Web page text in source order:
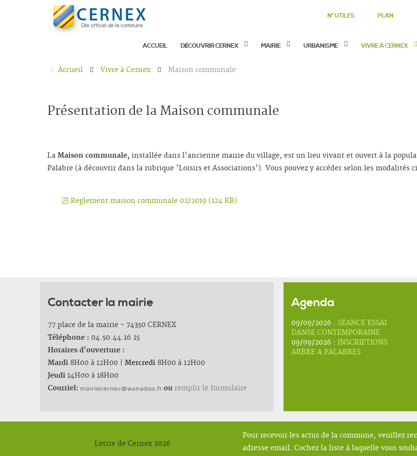
N° UTILES PLAN
ACCUEIL DÉCOUVRIR CERNEX MAIRIE URBANISME VIVRE À CERNEX
Accueil Vivre à Cernex Maison communale
Présentation de la Maison communale
La Maison communale, installée dans l'ancienne mairie du village, est un lieu vivant et ouvert à la
Palabre (à découvrir dans la rubrique 'Loisirs et Associations'). Vous pouvez y accéder selon les modalités
pdf
Reglement maison communale 02/2019 (124 KB)
Contacter la mairie
77 place de la mairie - 74350 CERNEX
Téléphone : 04.50.44.16.15
Horaires d'ouverture :
Mardi 8H00 à 12H00 Mercredi 8H00 à 12H00
Jeudi 14H00 à 18H00
Courriel:
ou remplir le formulaire
Agenda
09/09/2026 : SEANCE ESSAI
DANSE CONTEMPORAINE
09/09/2026 : INSCRIPTIONS
ARBRE A PALABRES
Lettre de Cernex 2026
Pour recevoir les actus de la commune, veuillez
adresse email. Cochez la liste à laquelle vous